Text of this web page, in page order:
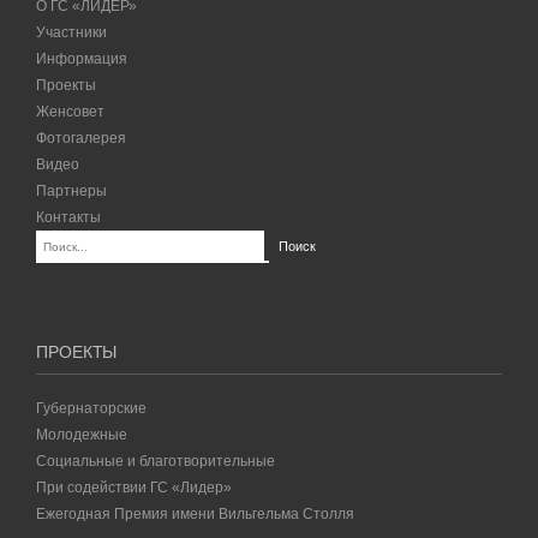
О ГС «ЛИДЕР»
Участники
Информация
Проекты
Женсовет
Фотогалерея
Видео
Партнеры
Контакты
ПРОЕКТЫ
Губернаторские
Молодежные
Социальные и благотворительные
При содействии ГС «Лидер»
Ежегодная Премия имени Вильгельма Столля